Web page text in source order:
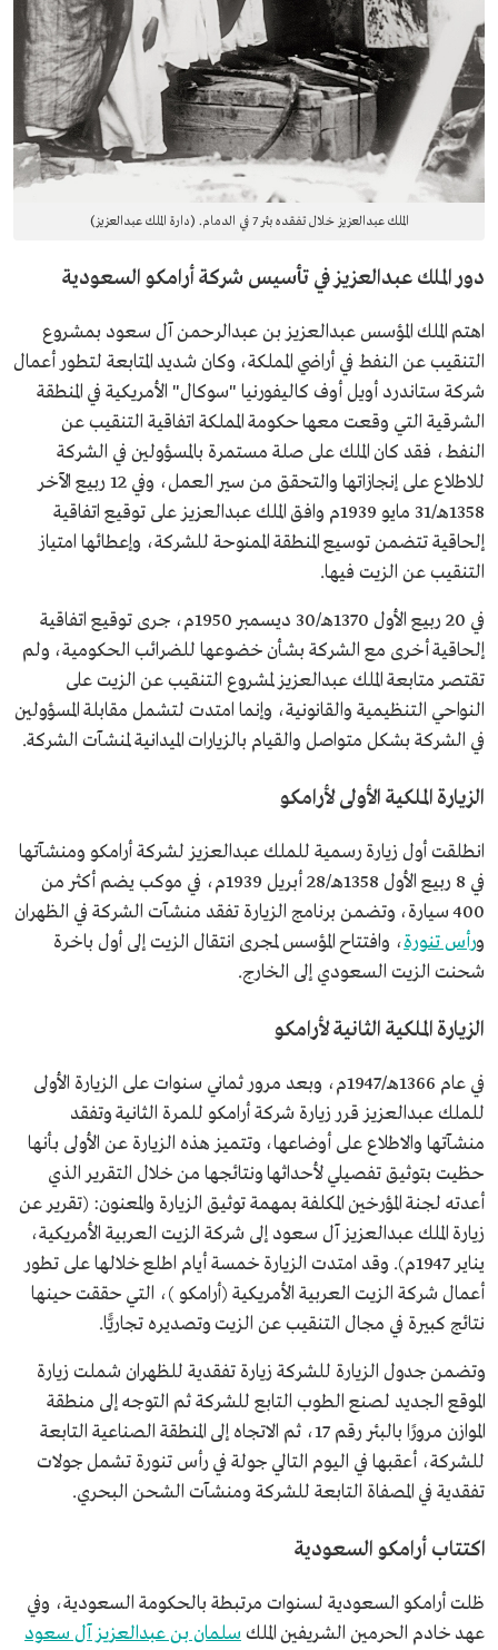
الملك عبدالعزيز خلال تفقده بئر 7 في الدمام. (دارة الملك عبدالعزيز)
دور الملك عبدالعزيز في تأسيس شركة أرامكو السعودية
اهتم الملك المؤسس عبدالعزيز بن عبدالرحمن آل سعود بمشروع
التنقيب عن النفط في أراضي المملكة، وكان شديد المتابعة لتطور أعمال
شركة ستاندرد أويل أوف كاليفورنيا "سوكال" الأمريكية في المنطقة
الشرقية التي وقعت معها حكومة المملكة اتفاقية التنقيب عن
النفط، فقد كان الملك على صلة مستمرة بالمسؤولين في الشركة
للاطلاع على إنجازاتها والتحقق من سير العمل، وفي 12 ربيع الآخر
1358هـ/31 مايو 1939م وافق الملك عبدالعزيز على توقيع اتفاقية
إلحاقية تتضمن توسيع المنطقة الممنوحة للشركة، وإعطائها امتياز
التنقيب عن الزيت فيها.
في 20 ربيع الأول 1370هـ/30 ديسمبر 1950م، جرى توقيع اتفاقية
إلحاقية أخرى مع الشركة بشأن خضوعها للضرائب الحكومية، ولم
تقتصر متابعة الملك عبدالعزيز لمشروع التنقيب عن الزيت على
النواحي التنظيمية والقانونية، وإنما امتدت لتشمل مقابلة المسؤولين
في الشركة بشكل متواصل والقيام بالزيارات الميدانية لمنشآت الشركة.
الزيارة الملكية الأولى لأرامكو
انطلقت أول زيارة رسمية للملك عبدالعزيز لشركة أرامكو ومنشآتها
في 8 ربيع الأول 1358هـ/28 أبريل 1939م، في موكب يضم أكثر من
400 سيارة، وتضمن برنامج الزيارة تفقد منشآت الشركة في الظهران
ورأس تنورة، وافتتاح المؤسس لمجرى انتقال الزيت إلى أول باخرة
شحنت الزيت السعودي إلى الخارج.
الزيارة الملكية الثانية لأرامكو
في عام 1366هـ/1947م، وبعد مرور ثماني سنوات على الزيارة الأولى
للملك عبدالعزيز قرر زيارة شركة أرامكو للمرة الثانية وتفقد
منشآتها والاطلاع على أوضاعها، وتتميز هذه الزيارة عن الأولى بأنها
حظيت بتوثيق تفصيلي لأحداثها ونتائجها من خلال التقرير الذي
أعدته لجنة المؤرخين المكلفة بمهمة توثيق الزيارة والمعنون: (تقرير عن
زيارة الملك عبدالعزيز آل سعود إلى شركة الزيت العربية الأمريكية،
يناير 1947م). وقد امتدت الزيارة خمسة أيام اطلع خلالها على تطور
أعمال شركة الزيت العربية الأمريكية (أرامكو )، التي حققت حينها
نتائج كبيرة في مجال التنقيب عن الزيت وتصديره تجاريًّا.
وتضمن جدول الزيارة للشركة زيارة تفقدية للظهران شملت زيارة
الموقع الجديد لصنع الطوب التابع للشركة ثم التوجه إلى منطقة
الموازن مرورًا بالبئر رقم 17، ثم الاتجاه إلى المنطقة الصناعية التابعة
للشركة، أعقبها في اليوم التالي جولة في رأس تنورة تشمل جولات
تفقدية في المصفاة التابعة للشركة ومنشآت الشحن البحري.
اكتتاب أرامكو السعودية
ظلت أرامكو السعودية لسنوات مرتبطة بالحكومة السعودية، وفي
عهد خادم الحرمين الشريفين الملك سلمان بن عبدالعزيز آل سعود